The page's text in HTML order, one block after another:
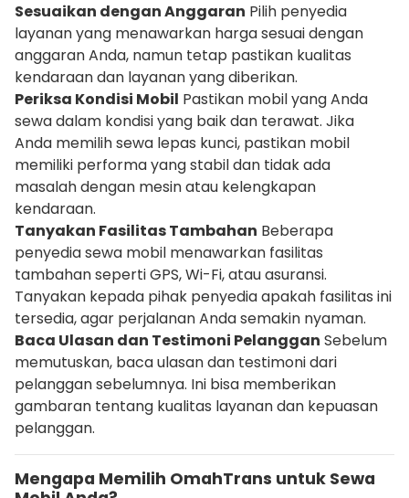
Sesuaikan dengan Anggaran Pilih penyedia
layanan yang menawarkan harga sesuai dengan
anggaran Anda, namun tetap pastikan kualitas
kendaraan dan layanan yang diberikan.
Periksa Kondisi Mobil Pastikan mobil yang Anda
sewa dalam kondisi yang baik dan terawat. Jika
Anda memilih sewa lepas kunci, pastikan mobil
memiliki performa yang stabil dan tidak ada
masalah dengan mesin atau kelengkapan
kendaraan.
Tanyakan Fasilitas Tambahan Beberapa
penyedia sewa mobil menawarkan fasilitas
tambahan seperti GPS, Wi-Fi, atau asuransi.
Tanyakan kepada pihak penyedia apakah fasilitas ini
tersedia, agar perjalanan Anda semakin nyaman.
Baca Ulasan dan Testimoni Pelanggan Sebelum
memutuskan, baca ulasan dan testimoni dari
pelanggan sebelumnya. Ini bisa memberikan
gambaran tentang kualitas layanan dan kepuasan
pelanggan.
Mengapa Memilih OmahTrans untuk Sewa